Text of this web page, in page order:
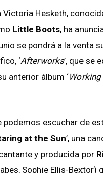
Hesketh,
Little Boots, ha
se pondrá a la venta
‘Afterworks’, que se
anterior álbum ‘Working
podemos escuchar de
at the Sun’, una
y producida por
Sophie Ellis-Bextor)